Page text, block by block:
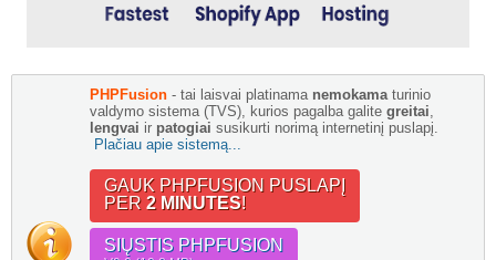
PHPFusion - tai laisvai platinama nemokama turinio
valdymo sistema (TVS), kurios pagalba galite greitai
lengvai ir patogiai susikurti norimą internetinį puslapį.
Plačiau apie sistemą...
GAUK PHPFUSION PUSLAPĮ
PER 2 MINUTES!
SIŲSTIS PHPFUSION